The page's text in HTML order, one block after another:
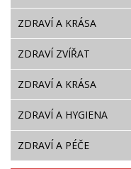
ZDRAVÍ A KRÁSA
ZDRAVÍ ZVÍŘAT
ZDRAVÍ A KRÁSA
ZDRAVÍ A HYGIENA
ZDRAVÍ A PÉČE